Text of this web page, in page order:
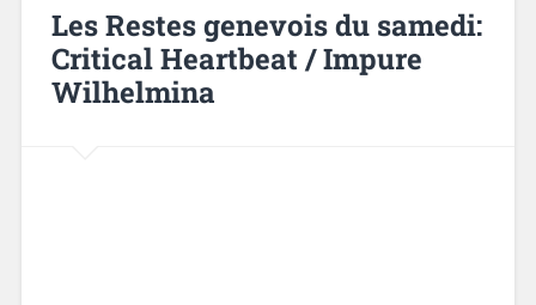
Les Restes genevois du samedi:
Critical Heartbeat / Impure
Wilhelmina